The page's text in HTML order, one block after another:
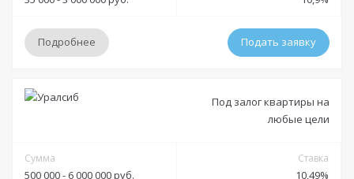
Подробнее Подать заявку
Условия
Получение:
Наличными
Под залог квартиры на
любые цели
Сумма
500 000 - 6 000 000 руб.
Ставка
10,49%